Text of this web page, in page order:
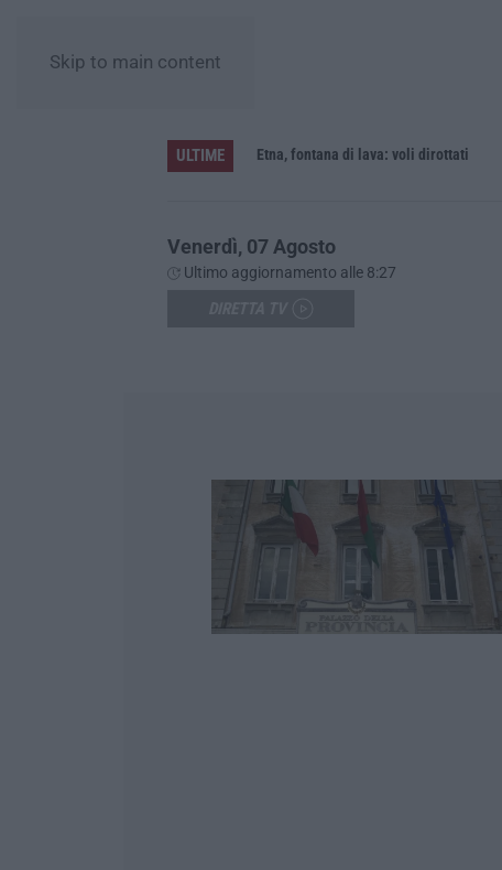
Skip to main content
ULTIME Etna, fontana di lava: voli dirottati
Venerdì, 07 Agosto
Ultimo aggiornamento alle 8:27